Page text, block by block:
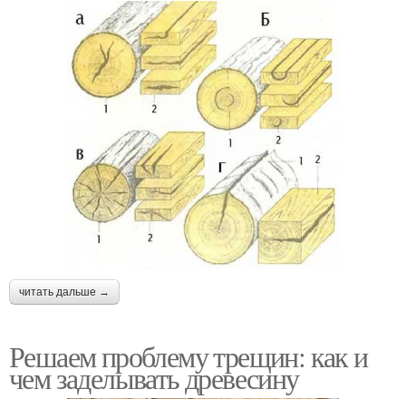
читать дальше →
Решаем проблему трещин: как и
чем заделывать древесину